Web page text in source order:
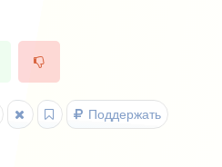
Поддержать